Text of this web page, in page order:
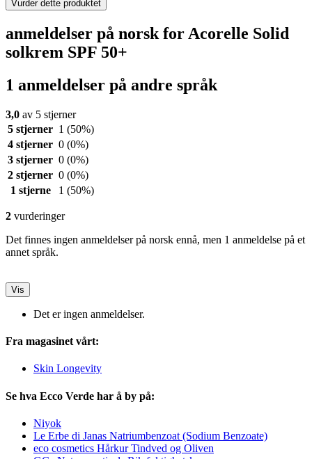
Vurder dette produktet
anmeldelser på norsk for Acorelle Solid
solkrem SPF 50+
1 anmeldelser på andre språk
3,0 av 5 stjerner
5 stjerner 1 (50%)
4 stjerner 0 (0%)
3 stjerner 0 (0%)
2 stjerner 0 (0%)
1 stjerne
1 (50%)
2 vurderinger
Det finnes ingen anmeldelser på norsk ennå, men 1 anmeldelse på et
annet språk.
Vis
Det er ingen anmeldelser.
Fra magasinet vårt:
Skin Longevity
Se hva Ecco Verde har å by på:
Niyok
Le Erbe di Janas Natriumbenzoat (Sodium Benzoate)
eco cosmetics Hårkur Tindved og Oliven